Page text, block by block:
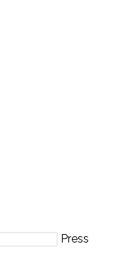
Press